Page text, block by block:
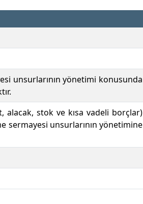
unsurlarının yönetimi konusunda
alacak, stok ve kısa vadeli borçlar)
sermayesi unsurlarının yönetimine